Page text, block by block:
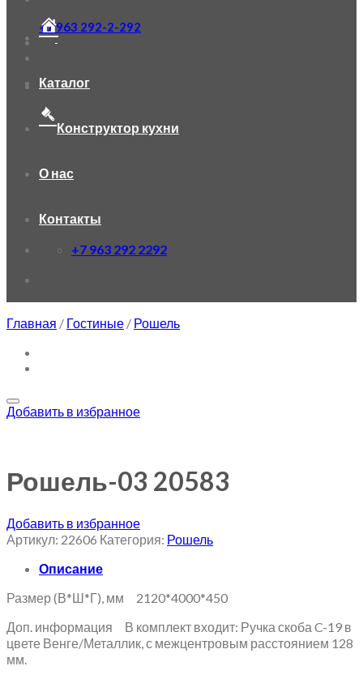
+7 963 292-2-292
Каталог
Конструктор кухни
О нас
Контакты
+7 963 292 2292
Главная / Гостиные / Рошель
Добавить в избранное
Рошель-03 20583
Добавить в избранное
Артикул: 22606 Категория: Рошель
Описание
Размер (В*Ш*Г), мм 2120*4000*450
Доп. информация В комплект входит: Ручка скоба C-19 в
цвете Венге/Металлик, с межцентровым расстоянием 128
мм.